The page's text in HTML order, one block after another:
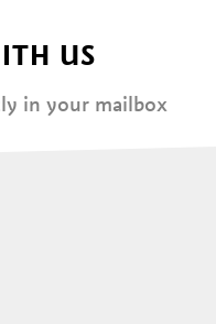
US
in your mailbox